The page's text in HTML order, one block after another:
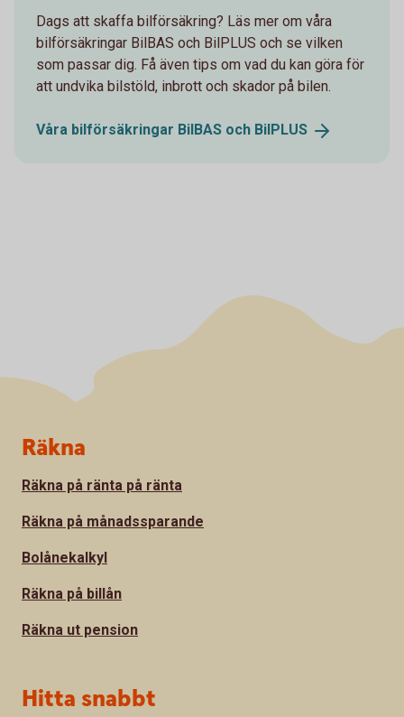
Dags att skaffa bilförsäkring? Läs mer om våra
bilförsäkringar BilBAS och BilPLUS och se vilken
som passar dig. Få även tips om vad du kan göra för
att undvika bilstöld, inbrott och skador på bilen.
Våra bilförsäkringar BilBAS och BilPLUS
Sidfot
Räkna
Räkna på ränta på ränta
Räkna på månadssparande
Bolånekalkyl
Räkna på billån
Räkna ut pension
Hitta snabbt